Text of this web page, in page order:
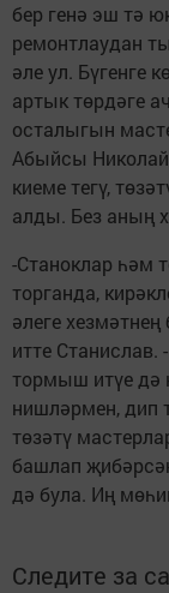
бер генә эш тә
ремонтлаудан
әле ул. Бүгенге
артык төрдәге
осталыгын
Абыйсы
киеме тегү,
алды. Без аның
-Станоклар һәм
торганда,
әлеге
итте Станислав.
тормыш итүе дә
нишләрмен, дип
төзәтү
башлап
дә була. Иң
Следите за